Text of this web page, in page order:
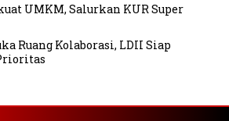
UMKM, Salurkan KUR Super
Ruang Kolaborasi, LDII Siap